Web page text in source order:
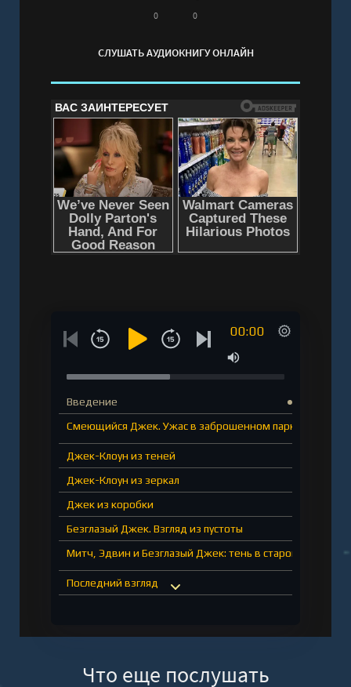
Слушать аудиокнигу "Смеющийся Джек - Мия
полная версияСЛУШАТЬ АУДИОКНИГУ ОНЛАЙН
0 0
00:00
Введение
Смеющийся Джек. Ужас в заброшенном парке
Джек-Клоун из теней
Джек-Клоун из зеркал
Джек из коробки
Безглазый Джек. Взгляд из пустоты
Митч, Эдвин и Безглазый Джек: тень в старом доме
Последний взгляд
Роль "Худи"
Что еще послушать